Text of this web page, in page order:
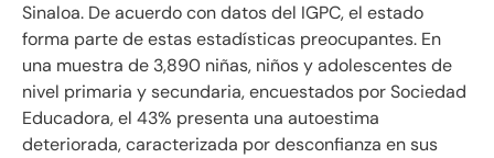
Sinaloa. De acuerdo con datos del IGPC, el estado
forma parte de estas estadísticas preocupantes. En
una muestra de 3,890 niñas, niños y adolescentes de
nivel primaria y secundaria, encuestados por Sociedad
Educadora, el 43% presenta una autoestima
deteriorada, caracterizada por desconfianza en sus